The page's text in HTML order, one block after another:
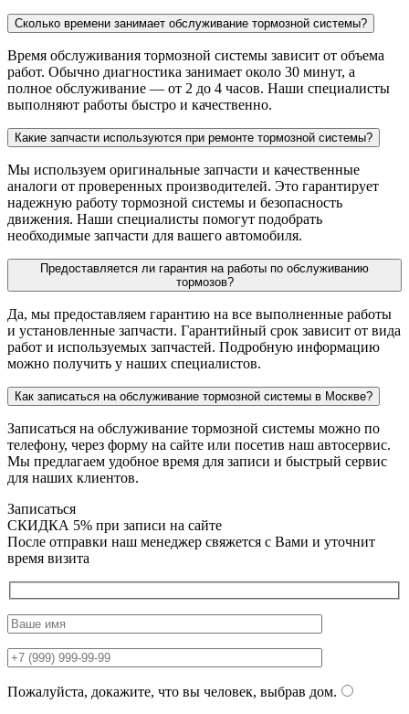
Сколько времени занимает обслуживание тормозной системы?
Время обслуживания тормозной системы зависит от объема
работ. Обычно диагностика занимает около 30 минут, а
полное обслуживание — от 2 до 4 часов. Наши специалисты
выполняют работы быстро и качественно.
Какие запчасти используются при ремонте тормозной системы?
Мы используем оригинальные запчасти и качественные
аналоги от проверенных производителей. Это гарантирует
надежную работу тормозной системы и безопасность
движения. Наши специалисты помогут подобрать
необходимые запчасти для вашего автомобиля.
Предоставляется ли гарантия на работы по обслуживанию
тормозов?
Да, мы предоставляем гарантию на все выполненные работы
и установленные запчасти. Гарантийный срок зависит от вида
работ и используемых запчастей. Подробную информацию
можно получить у наших специалистов.
Как записаться на обслуживание тормозной системы в Москве?
Записаться на обслуживание тормозной системы можно по
телефону, через форму на сайте или посетив наш автосервис.
Мы предлагаем удобное время для записи и быстрый сервис
для наших клиентов.
Записаться
СКИДКА 5% при записи на сайте
После отправки наш менеджер свяжется с Вами и уточнит
время визита
Пожалуйста, докажите, что вы человек, выбрав дом.